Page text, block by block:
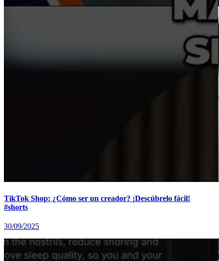
TikTok Shop: ¿Cómo ser un creador? ¡Descúbrelo fácil!
#shorts
30/09/2025